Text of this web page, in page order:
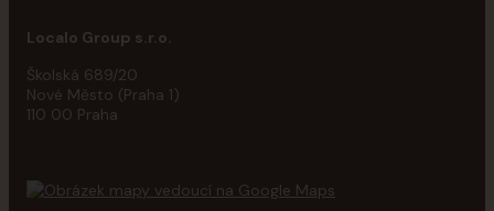
Localo Group s.r.o.
Školská 689/20
Nové Město (Praha 1)
110 00 Praha